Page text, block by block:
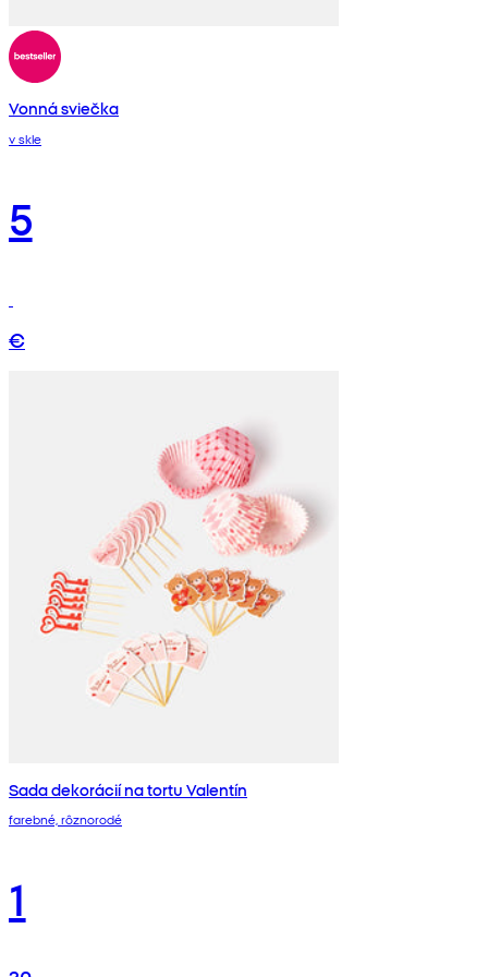
Vonná sviečka
v skle
5
€
Sada dekorácií na tortu Valentín
farebné, rôznorodé
1